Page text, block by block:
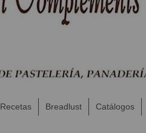
Recetas Breadlust Catálogos